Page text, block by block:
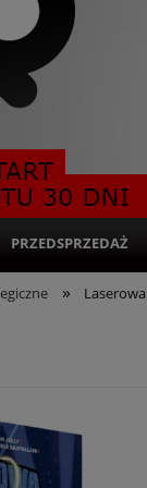
PRZEDSPRZEDAŻ
»